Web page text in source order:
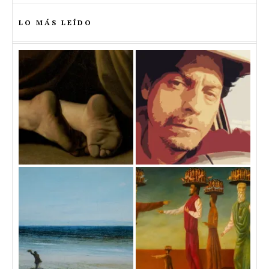
LO MÁS LEÍDO